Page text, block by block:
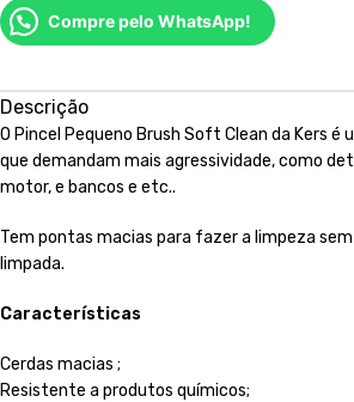
Compre pelo WhatsApp!
Descrição
O Pincel Pequeno Brush Soft Clean da Kers é
que demandam mais agressividade, como
motor, e bancos e etc..
Tem pontas macias para fazer a limpeza
limpada.
Características
Cerdas macias ;
Resistente a produtos químicos;